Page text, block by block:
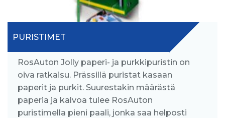
PURISTIMET
RosAuton Jolly paperi- ja purkkipuristin on
oiva ratkaisu. Prässillä puristat kasaan
paperit ja purkit. Suurestakin määrästä
paperia ja kalvoa tulee RosAuton
puristimella pieni paali, jonka saa helposti